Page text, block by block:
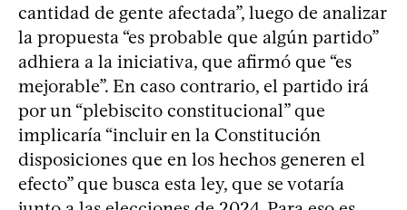
cantidad de gente afectada”, luego de analizar
la propuesta “es probable que algún partido”
adhiera a la iniciativa, que afirmó que “es
mejorable”. En caso contrario, el partido irá
por un “plebiscito constitucional” que
implicaría “incluir en la Constitución
disposiciones que en los hechos generen el
efecto” que busca esta ley, que se votaría